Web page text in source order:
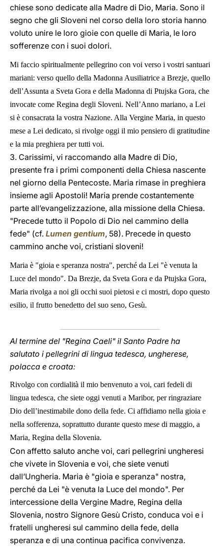
chiese sono dedicate alla Madre di Dio, Maria. Sono il
segno che gli Sloveni nel corso della loro storia hanno
voluto unire le loro gioie con quelle di Maria, le loro
sofferenze con i suoi dolori.
Mi faccio spiritualmente pellegrino con voi verso i vostri santuari
mariani: verso quello della Madonna Ausiliatrice a Brezje, quello
dell’Assunta a Sveta Gora e della Madonna di Ptujska Gora, che
invocate come Regina degli Sloveni. Nell’Anno mariano, a Lei
si è consacrata la vostra Nazione. Alla Vergine Maria, in questo
mese a Lei dedicato, si rivolge oggi il mio pensiero di gratitudine
e la mia preghiera per tutti voi.
3. Carissimi, vi raccomando alla Madre di Dio,
presente fra i primi componenti della Chiesa nascente
nel giorno della Pentecoste. Maria rimase in preghiera
insieme agli Apostoli! Maria prende costantemente
parte all’evangelizzazione, alla missione della Chiesa.
"Precede tutto il Popolo di Dio nel cammino della
fede" (cf. Lumen gentium, 58). Precede in questo
cammino anche voi, cristiani sloveni!
Maria è "gioia e speranza nostra", perché da Lei "è venuta la
Luce del mondo". Da Brezje, da Sveta Gora e da Ptujska Gora,
Maria rivolga a noi gli occhi suoi pietosi e ci mostri, dopo questo
esilio, il frutto benedetto del suo seno, Gesù.
Al termine del "Regina Caeli" il Santo Padre ha
salutato i pellegrini di lingua tedesca, ungherese,
polacca e croata:
Rivolgo con cordialità il mio benvenuto a voi, cari fedeli di
lingua tedesca, che siete oggi venuti a Maribor, per ringraziare
Dio dell’inestimabile dono della fede. Ci affidiamo nella gioia e
nella sofferenza, soprattutto durante questo mese di maggio, a
Maria, Regina della Slovenia.
Con affetto saluto anche voi, cari pellegrini ungheresi
che vivete in Slovenia e voi, che siete venuti
dall’Ungheria. Maria è "gioia e speranza" nostra,
perché da Lei "è venuta la Luce del mondo". Per
intercessione della Vergine Madre, Regina della
Slovenia, nostro Signore Gesù Cristo, conduca voi e i
fratelli ungheresi sul cammino della fede, della
speranza e di una continua pacifica convivenza.